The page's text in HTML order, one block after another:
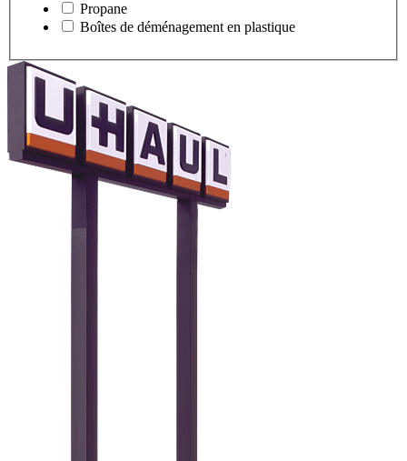
Propane
Boîtes de déménagement en plastique